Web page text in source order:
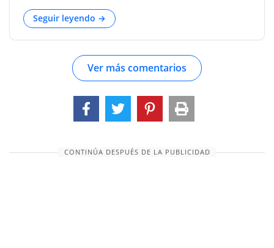
de Adam y sus descendientes inmediatos. Diez
son enumerados en sucesión directa cuyas vidas
en mucho excedieron los límites ordinarios que
conocemos nosotros, siendo la vida más corta
de 365 años, y la más larga de 930 años. Es inútil
preguntar qué causas secundarias habrían
contribuído a esta prolongada longevidad—tal
vez un físico vigoroso, la naturaleza de su
clima; o, finalmente, como esta lista incluye sólo
Seguir leyendo →
Ver más comentarios
CONTINÚA DESPUÉS DE LA PUBLICIDAD